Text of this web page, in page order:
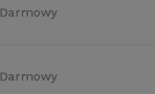
Darmowy
Darmowy